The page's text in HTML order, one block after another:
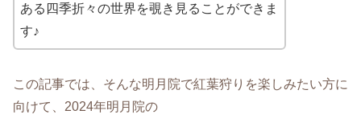
ある四季折々の世界を覗き見ることができま
す♪
この記事では、そんな明月院で紅葉狩りを楽しみたい方に
向けて、2024年明月院の